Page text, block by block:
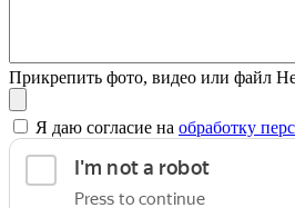
Прикрепить фото, видео или файл
Я даю согласие на обработку